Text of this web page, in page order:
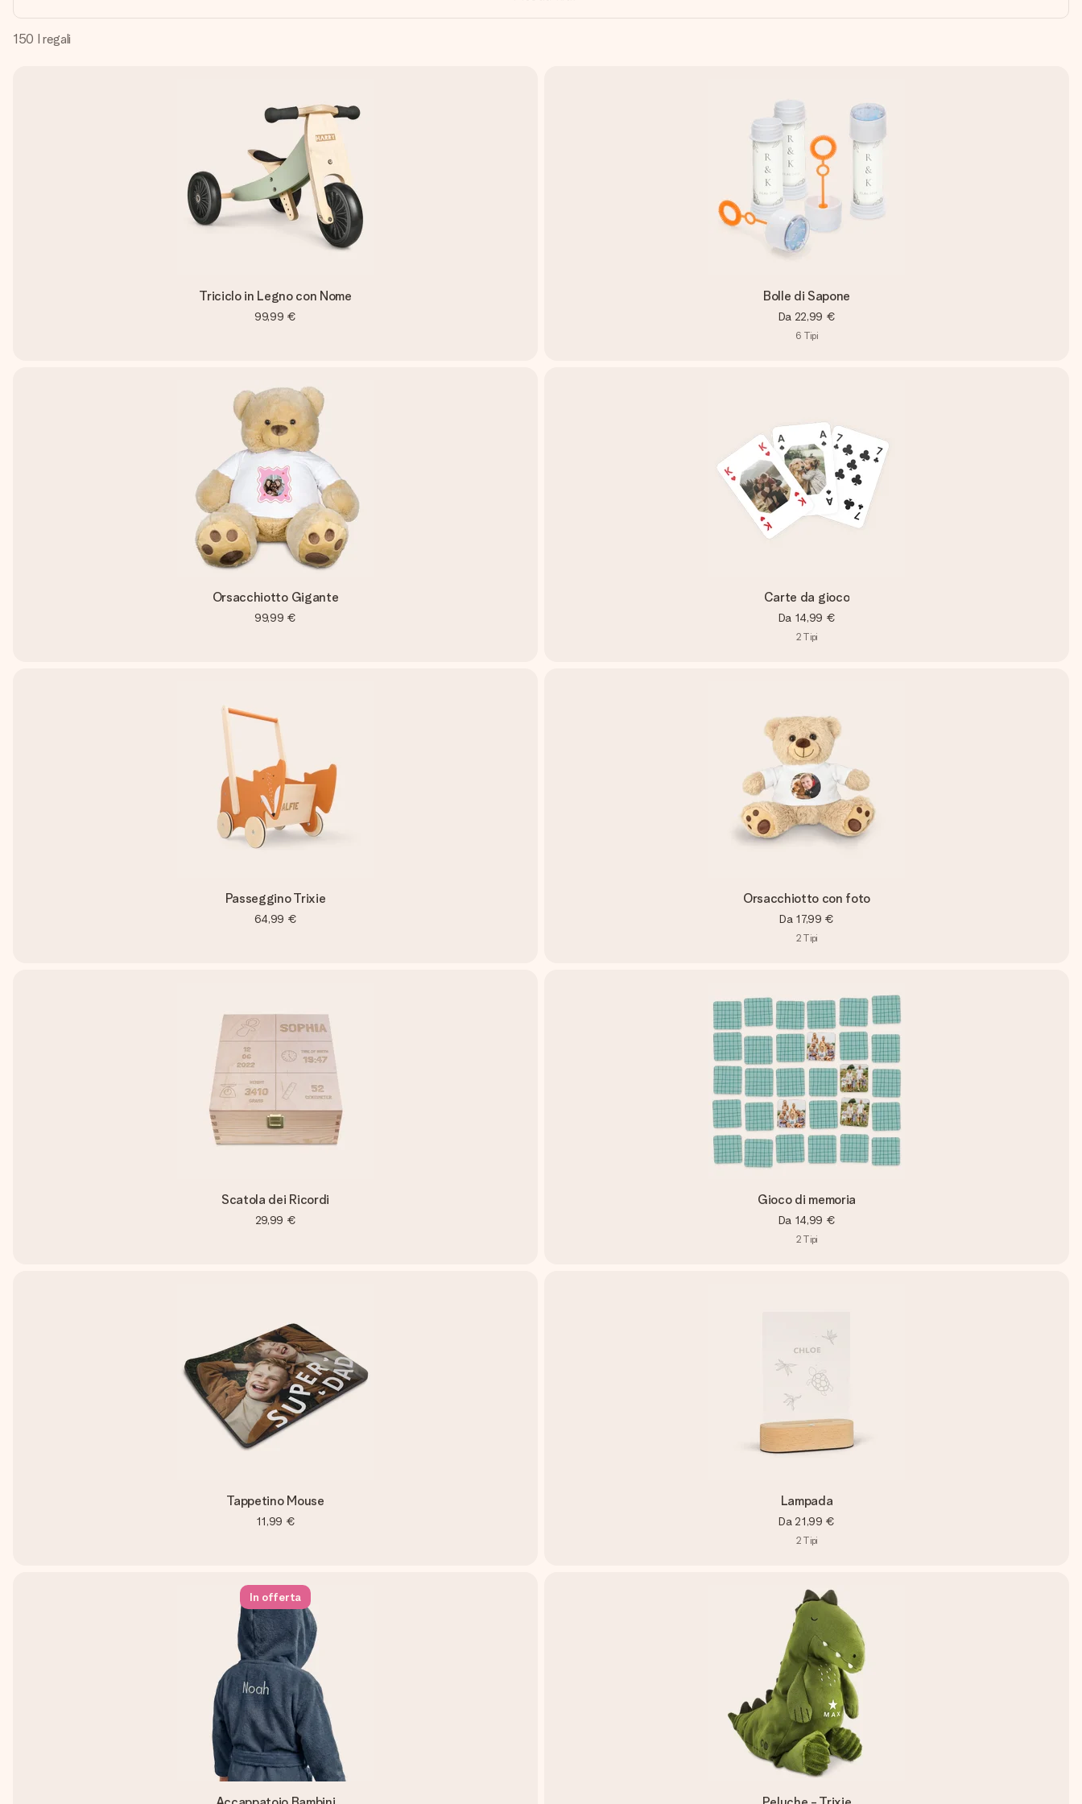
150 I regali
Triciclo in Legno con Nome
99,99 €
Bolle di Sapone
Da 22,99 €
6 Tipi
Orsacchiotto Gigante
99,99 €
Carte da gioco
Da 14,99 €
2 Tipi
Passeggino Trixie
64,99 €
Orsacchiotto con foto
Da 17,99 €
2 Tipi
Scatola dei Ricordi
29,99 €
Gioco di memoria
Da 14,99 €
2 Tipi
Tappetino Mouse
11,99 €
Lampada
Da 21,99 €
2 Tipi
In offerta